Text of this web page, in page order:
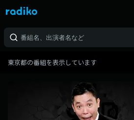
東京都の番組を表示しています